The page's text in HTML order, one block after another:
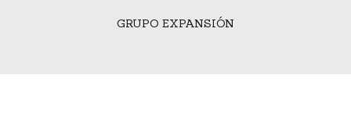
GRUPO EXPANSIÓN